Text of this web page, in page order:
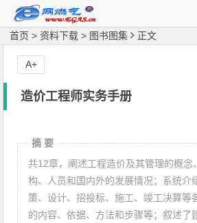
首页 >资料下载 > 图书图集 正文
造价工程师实务手册
摘 要
共12章，阐述工程造价及其管理的概念
构、人员和国内外的发展情况；系统介
策、设计、招投标、施工、竣工决算等
的内容、依据、方法和步骤等；叙述了
A+